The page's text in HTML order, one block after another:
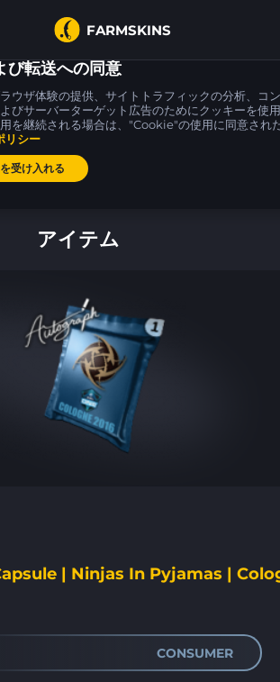
FARMSKINS
FT 6
Glock-18
Block-18 0
Five-SeveN
アイテム
| Ninjas In Pyjamas |
CONSUMER
び転送への同意
ウザ体験の提供、サイトトラフィックの分析、コ
びサーバーターゲット広告のためにクッキーを使
を継続される場合は、"Cookie"の使用に同意され
リシー
受け入れる